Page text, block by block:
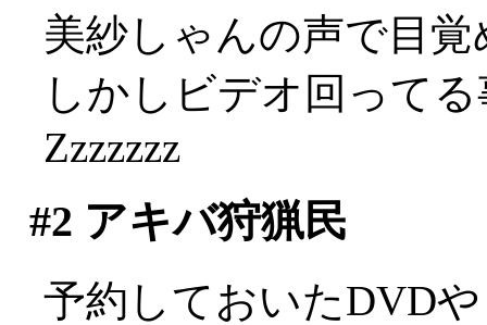
美紗しゃんの声で目
しかしビデオ回って
Zzzzzzz
#2 アキバ狩猟民
予約しておいたDVD